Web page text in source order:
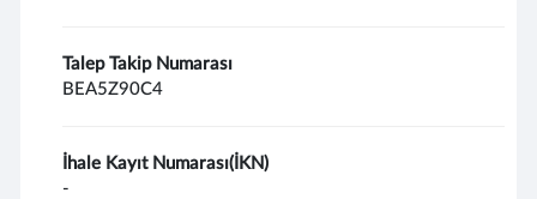
Talep Takip Numarası
BEA5Z90C4
İhale Kayıt Numarası(İKN)
-